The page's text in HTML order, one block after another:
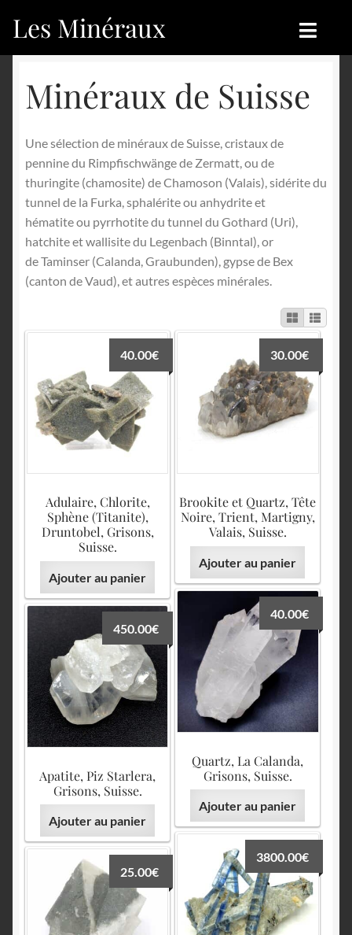
Aller
à
navigation
Aller
au
Les Minéraux
Catégories
Nouveautés
Achat
Mon compte
Boutique
Nouveautés
Blog
Achat
Contactez-nous
Minéraux de Suisse
Une sélection de minéraux de Suisse, cristaux de
pennine du Rimpfischwänge de Zermatt, ou de
thuringite (chamosite) de Chamoson (Valais), sidérite du
tunnel de la Furka, sphalérite ou anhydrite et
hématite ou pyrrhotite du tunnel du Gothard (Uri),
hatchite et wallisite du Legenbach (Binntal), or
de Taminser (Calanda, Graubunden), gypse de Bex
(canton de Vaud), et autres espèces minérales.
Adulaire, Chlorite,
Sphène (Titanite),
Druntobel, Grisons,
Suisse.
40.00€
Ajouter au panier
Brookite et Quartz, Tête
Noire, Trient, Martigny,
Valais, Suisse.
30.00€
Ajouter au panier
Quartz, La Calanda,
Grisons, Suisse.
40.00€
Ajouter au panier
Apatite, Piz Starlera,
Grisons, Suisse.
450.00€
Ajouter au panier
3800.00€
25.00€